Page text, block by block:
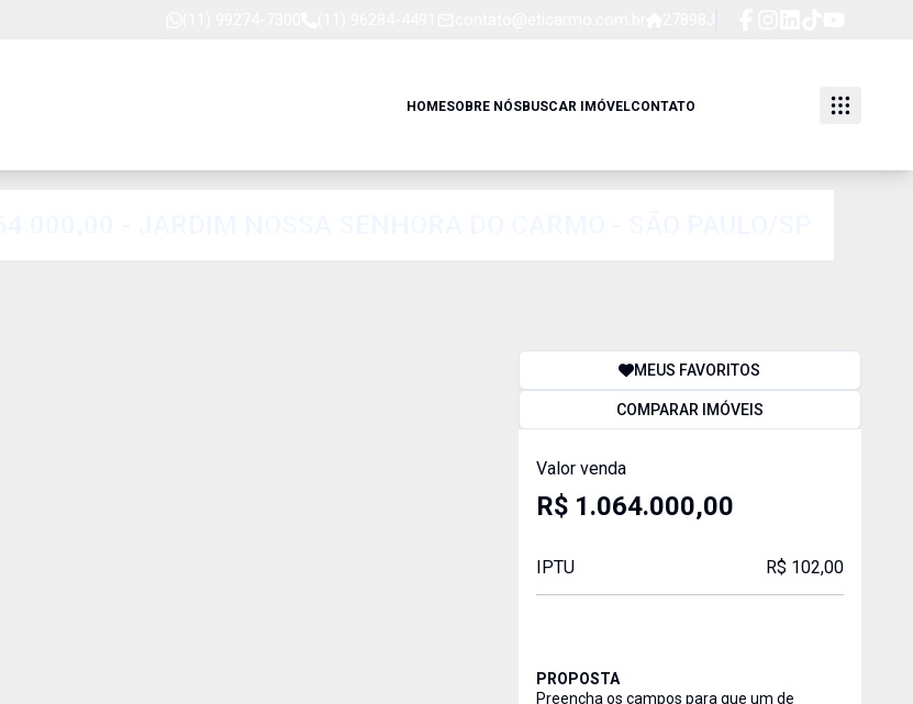
HOMESOBRE NÓSBUSCAR IMÓVELCONTATO
MEUS FAVORITOS
COMPARAR IMÓVEIS
Valor venda
R$ 1.064.000,00
IPTU R$ 102,00
PROPOSTA
Preencha os campos para que um de